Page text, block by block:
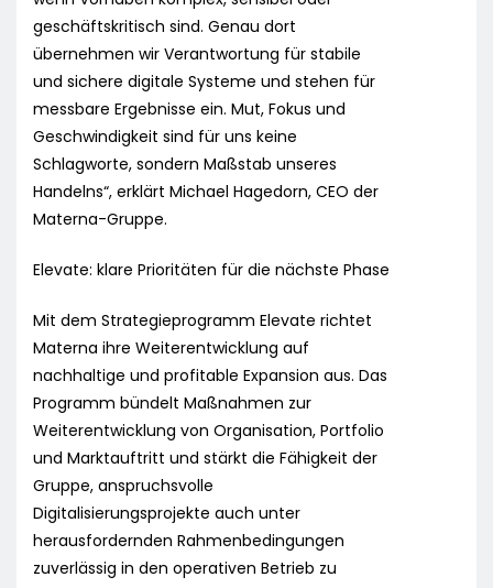
geschäftskritisch sind. Genau dort
übernehmen wir Verantwortung für stabile
und sichere digitale Systeme und stehen für
messbare Ergebnisse ein. Mut, Fokus und
Geschwindigkeit sind für uns keine
Schlagworte, sondern Maßstab unseres
Handelns“, erklärt Michael Hagedorn, CEO der
Materna-Gruppe.
Elevate: klare Prioritäten für die nächste Phase
Mit dem Strategieprogramm Elevate richtet
Materna ihre Weiterentwicklung auf
nachhaltige und profitable Expansion aus. Das
Programm bündelt Maßnahmen zur
Weiterentwicklung von Organisation, Portfolio
und Marktauftritt und stärkt die Fähigkeit der
Gruppe, anspruchsvolle
Digitalisierungsprojekte auch unter
herausfordernden Rahmenbedingungen
zuverlässig in den operativen Betrieb zu